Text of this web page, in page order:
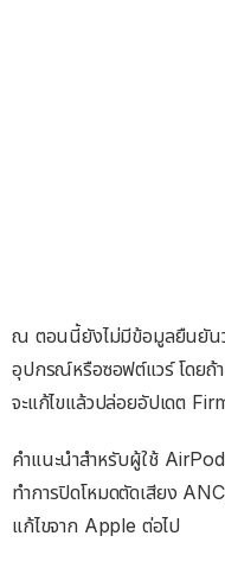
ณ ตอนนี้ยังไม่มีข้อมูลยืนยัน
อุปกรณ์หรือซอฟต์แวร์ โดย
จะแก้ไขแล้วปล่อยอัปเดต
คำแนะนำสำหรับผู้ใช้
ทำการปิดโหมดตัดเสียง
แก้ไขจาก Apple ต่อไป